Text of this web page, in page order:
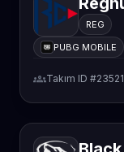
REG
PUBG MOBILE
groupsTakım ID #23521